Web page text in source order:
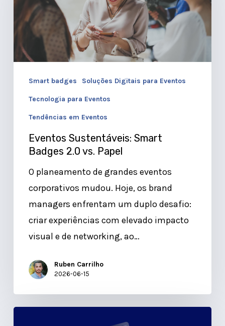
Badges
2.0
vs.
Papel
Smart badges Soluções Digitais para Eventos
Tecnologia para Eventos
Tendências em Eventos
Eventos Sustentáveis: Smart
Badges 2.0 vs. Papel
O planeamento de grandes eventos
corporativos mudou. Hoje, os brand
managers enfrentam um duplo desafio:
criar experiências com elevado impacto
visual e de networking, ao…
Ruben Carrilho
2026-06-15